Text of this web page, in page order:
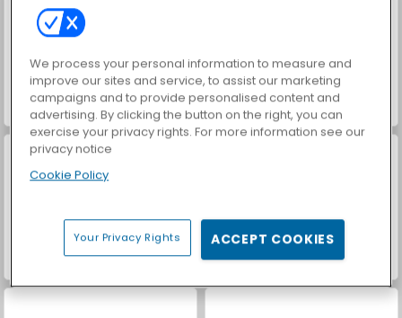
Farm Merge Valley 1010!
Gummiblöcke: Evolution
We process your personal information to measure and
improve our sites and service, to assist our marketing
campaigns and to provide personalised content and
advertising. By clicking the button on the right, you can
exercise your privacy rights. For more information see our
privacy notice
Cookie Policy
Your Privacy Rights ACCEPT COOKIES